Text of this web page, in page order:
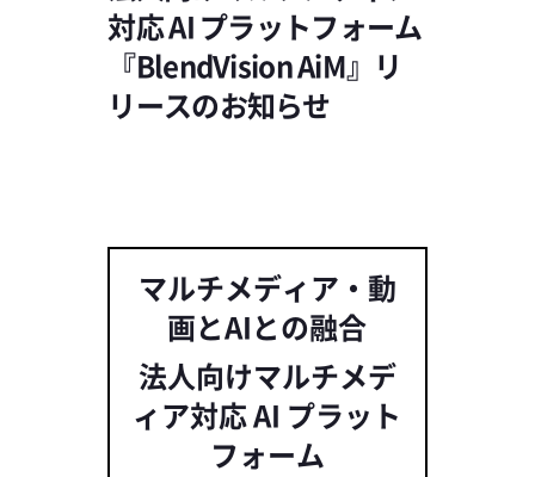
対応 AI プラットフォーム
『BlendVision AiM』リ
リースのお知らせ
マルチメディア・動
画とAIとの融合
法人向けマルチメデ
ィア対応 AI プラット
フォーム